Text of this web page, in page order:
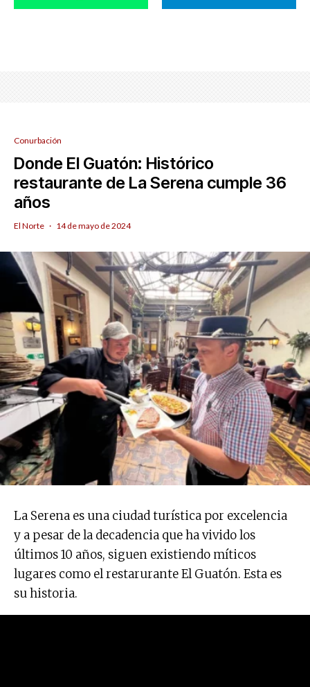
Conurbación
Donde El Guatón: Histórico
restaurante de La Serena cumple 36
años
El Norte · 14 de mayo de 2024
La Serena es una ciudad turística por excelencia
y a pesar de la decadencia que ha vivido los
últimos 10 años, siguen existiendo míticos
lugares como el restarurante El Guatón. Esta es
su historia.